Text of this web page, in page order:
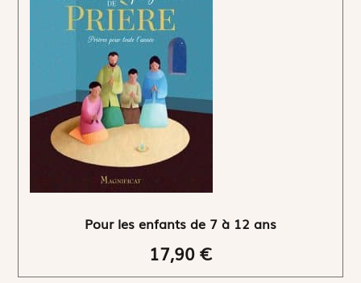
Pour les enfants de 7 à 12 ans
17,90 €